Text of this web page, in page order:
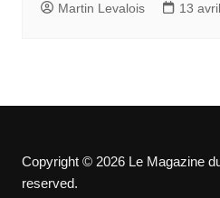
Martin Levalois 13
Copyright © 2026 Le Magazine
reserved.